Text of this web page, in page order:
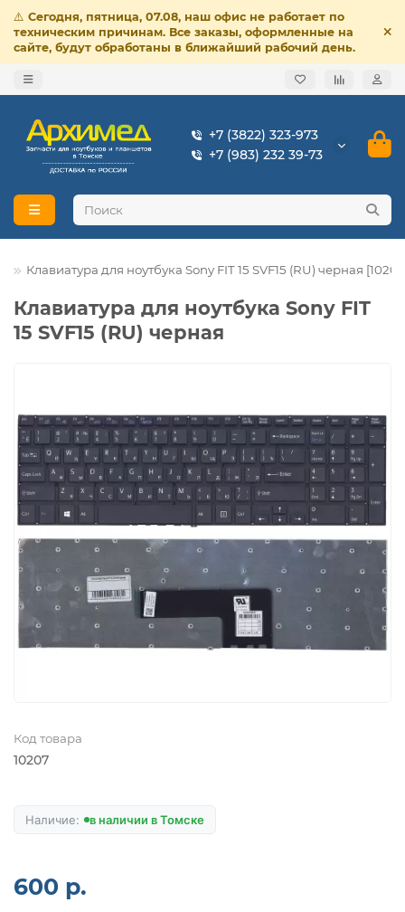
⚠️ Сегодня, пятница, 07.08, наш офис не работает по
техническим причинам. Все заказы, оформленные на
сайте, будут обработаны в ближайший рабочий день.
+7 (3822) 323-973
+7 (983) 232 39-73
Клавиатура для ноутбука Sony FIT 15 SVF15 (RU) черная
Клавиатура для ноутбука Sony FIT
15 SVF15 (RU) черная
Код товара
10207
в наличии в Томске
600 р.